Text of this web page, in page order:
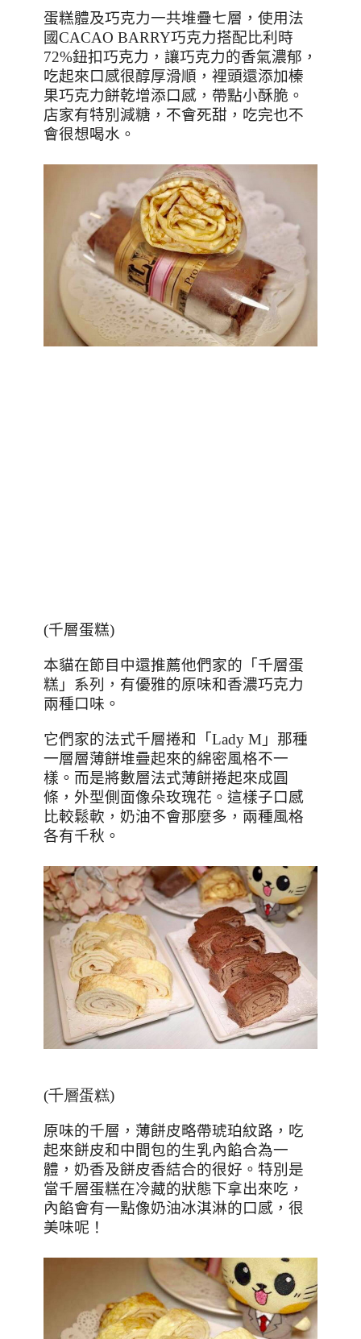
蛋糕體及巧克力一共堆疊七層，使用法
國CACAO BARRY巧克力搭配比利時
72%鈕扣巧克力，讓巧克力的香氣濃郁，
吃起來口感很醇厚滑順，裡頭還添加榛
果巧克力餅乾增添口感，帶點小酥脆。
店家有特別減糖，不會死甜，吃完也不
會很想喝水。
(千層蛋糕)
本貓在節目中還推薦他們家的「千層蛋
糕」系列，有優雅的原味和香濃巧克力
兩種口味。
它們家的法式千層捲和「 Lady M 」那種
一層層薄餅堆疊起來的綿密風格不一
樣。而是將數層法式薄餅捲起來成圓
條，外型側面像朵玫瑰花。這樣子口感
比較鬆軟，奶油不會那麼多，兩種風格
各有千秋。
(千層蛋糕)
原味的千層，薄餅皮略帶琥珀紋路，吃
起來餅皮和中間包的生乳內餡合為一
體，奶香及餅皮香結合的很好。特別是
當千層蛋糕在冷藏的狀態下拿出來吃，
內餡會有一點像奶油冰淇淋的口感，很
美味呢！